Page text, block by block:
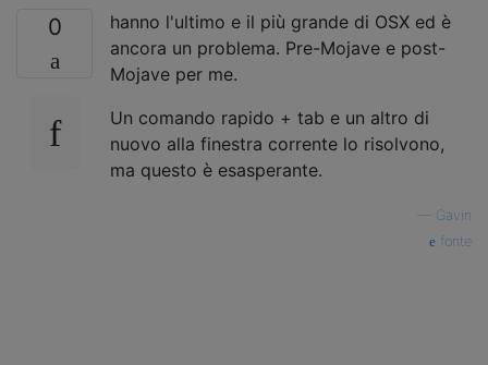
0
hanno l'ultimo e il più grande di OSX ed è
ancora un problema. Pre-Mojave e post-
Mojave per me.
Un comando rapido + tab e un altro di
nuovo alla finestra corrente lo risolvono,
ma questo è esasperante.
Gavin
fonte